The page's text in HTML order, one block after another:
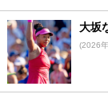
大坂
(2026